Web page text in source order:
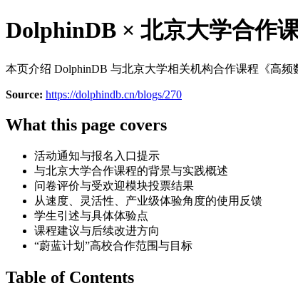
DolphinDB × 北京大学合作
本页介绍 DolphinDB 与北京大学相关机构合作课程《高
Source: https://dolphindb.cn/blogs/270
What this page covers
活动通知与报名入口提示
与北京大学合作课程的背景与实践概述
问卷评价与受欢迎模块投票结果
从速度、灵活性、产业级体验角度的使用反馈
学生引述与具体体验点
课程建议与后续改进方向
“蔚蓝计划”高校合作范围与目标
Table of Contents